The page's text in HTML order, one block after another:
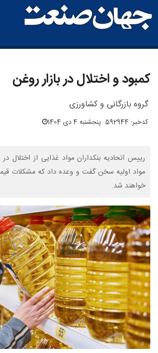
کمبود و اختلال در بازار روغن
گروه بازرگانی و کشاورزی
کدخبر: 592944 پنجشنبه 4 دی 1404
رییس اتحادیه بنکداران مواد غذایی از اختلال
مواد اولیه سخن گفت و وعده داد که مشکلات
خواهند شد.